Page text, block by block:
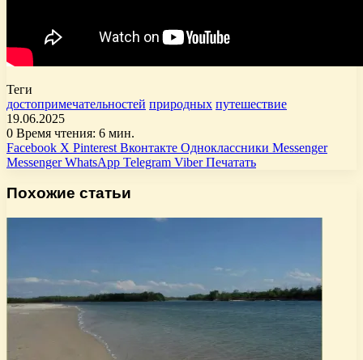
Теги
достопримечательностей природных путешествие
19.06.2025
0 Время чтения: 6 мин.
Facebook X Pinterest Вконтакте Одноклассники Messenger
Messenger WhatsApp Telegram Viber Печатать
Похожие статьи